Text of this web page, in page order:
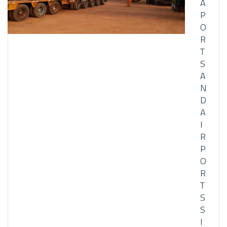
A
P
O
R
T
S
A
N
D
A
I
R
P
O
R
T
S
S
I